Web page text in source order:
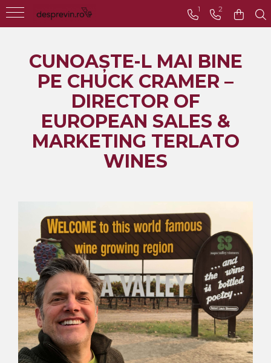
Crama S.E.R.V.E
Crama LILIAC
Crama RASOVA
Crama VINARTE
Crama ALIRA
Villa VINEA
Domeniile AVERESTI
Crama MARCEA Stefanesti
Crama GRAMMA
Cramele COTNARI
Crama LICORNA
Domeniile La MIGDALI
1 2
CUNOAȘTE-L MAI BINE
PE CHUCK CRAMER –
DIRECTOR OF
EUROPEAN SALES &
MARKETING TERLATO
WINES